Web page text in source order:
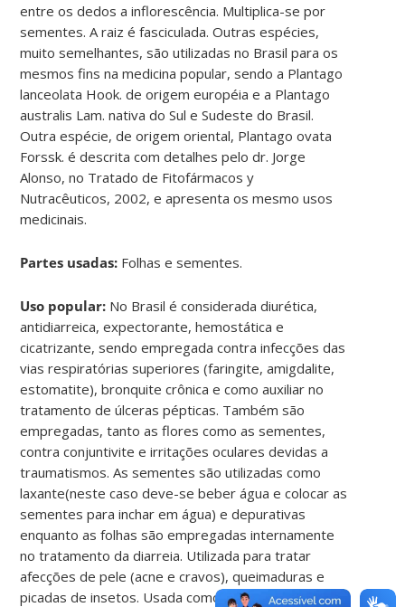
entre os dedos a inflorescência. Multiplica-se por
sementes. A raiz é fasciculada. Outras espécies,
muito semelhantes, são utilizadas no Brasil para os
mesmos fins na medicina popular, sendo a Plantago
lanceolata Hook. de origem européia e a Plantago
australis Lam. nativa do Sul e Sudeste do Brasil.
Outra espécie, de origem oriental, Plantago ovata
Forssk. é descrita com detalhes pelo dr. Jorge
Alonso, no Tratado de Fitofármacos y
Nutracêuticos, 2002, e apresenta os mesmo usos
medicinais.
Partes usadas: Folhas e sementes.
Uso popular: No Brasil é considerada diurética,
antidiarreica, expectorante, hemostática e
cicatrizante, sendo empregada contra infecções das
vias respiratórias superiores (faringite, amigdalite,
estomatite), bronquite crônica e como auxiliar no
tratamento de úlceras pépticas. Também são
empregadas, tanto as flores como as sementes,
contra conjuntivite e irritações oculares devidas a
traumatismos. As sementes são utilizadas como
laxante(neste caso deve-se beber água e colocar as
sementes para inchar em água) e depurativas
enquanto as folhas são empregadas internamente
no tratamento da diarreia. Utilizada para tratar
afecções de pele (acne e cravos), queimaduras e
picadas de insetos. Usada como auxiliar no